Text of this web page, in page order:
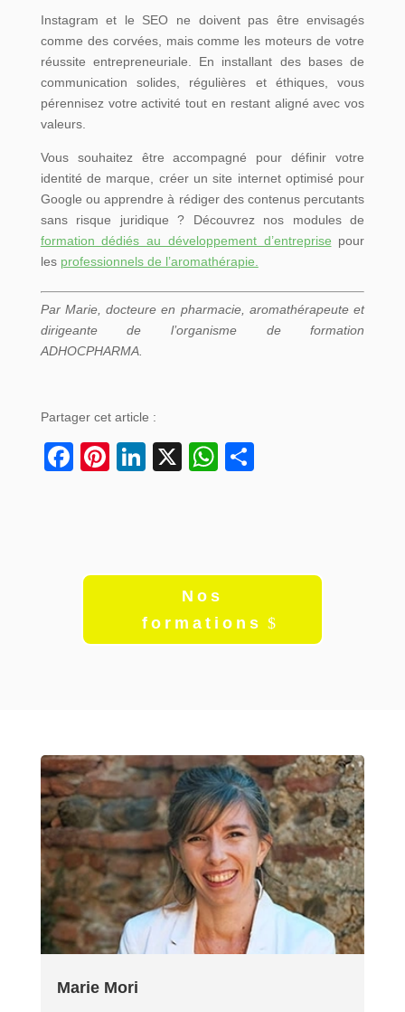
Instagram et le SEO ne doivent pas être envisagés
comme des corvées, mais comme les moteurs de votre
réussite entrepreneuriale. En installant des bases de
communication solides, régulières et éthiques, vous
pérennisez votre activité tout en restant aligné avec vos
valeurs.
Vous souhaitez être accompagné pour définir votre
identité de marque, créer un site internet optimisé pour
Google ou apprendre à rédiger des contenus percutants
sans risque juridique ? Découvrez nos modules de
formation dédiés au développement d’entreprise pour
les professionnels de l’aromathérapie.
Par Marie, docteure en pharmacie, aromathérapeute et
dirigeante de l’organisme de formation
ADHOCPHARMA.
Partager cet article :
Facebook
Pinterest
LinkedIn
X WhatsApp
Nos
formations
Marie Mori